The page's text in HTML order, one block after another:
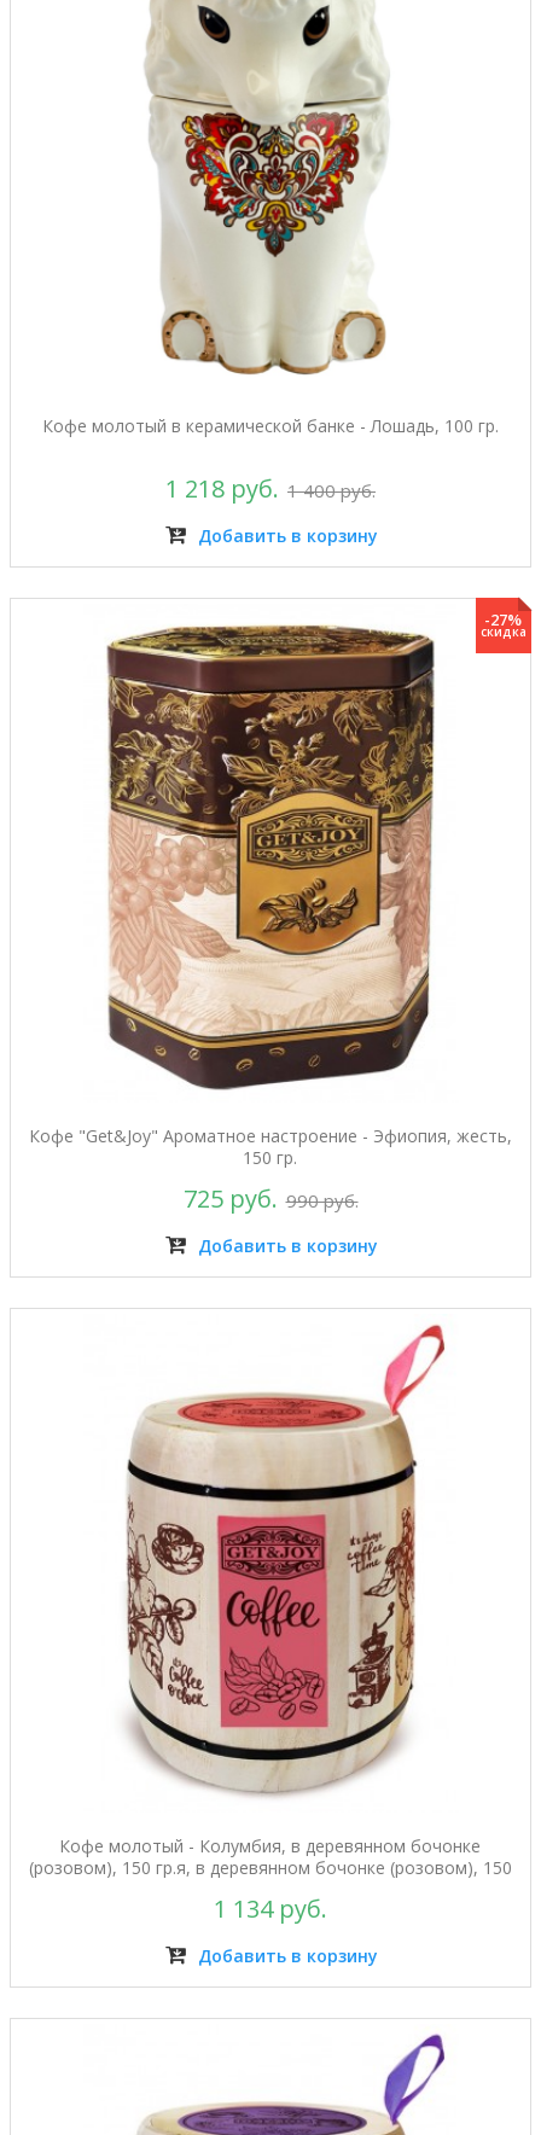
Кофе молотый в керамической банке - Лошадь, 100 гр.
1 218 руб. 1 400 руб.
Добавить в корзину
-27%
скидка
Кофе "Get&Joy" Ароматное настроение - Эфиопия, жесть,
150 гр.
725 руб. 990 руб.
Добавить в корзину
Кофе молотый - Колумбия, в деревянном бочонке
(розовом), 150 гр.я, в деревянном бочонке (розовом), 150
1 134 руб.
Добавить в корзину